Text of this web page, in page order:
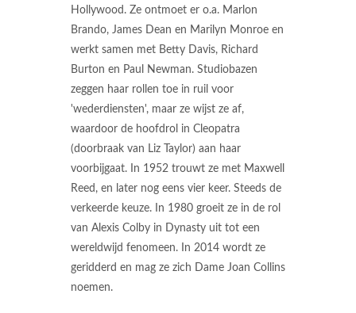
Hollywood. Ze ontmoet er o.a. Marlon
Brando, James Dean en Marilyn Monroe en
werkt samen met Betty Davis, Richard
Burton en Paul Newman. Studiobazen
zeggen haar rollen toe in ruil voor
'wederdiensten', maar ze wijst ze af,
waardoor de hoofdrol in Cleopatra
(doorbraak van Liz Taylor) aan haar
voorbijgaat. In 1952 trouwt ze met Maxwell
Reed, en later nog eens vier keer. Steeds de
verkeerde keuze. In 1980 groeit ze in de rol
van Alexis Colby in Dynasty uit tot een
wereldwijd fenomeen. In 2014 wordt ze
geridderd en mag ze zich Dame Joan Collins
noemen.